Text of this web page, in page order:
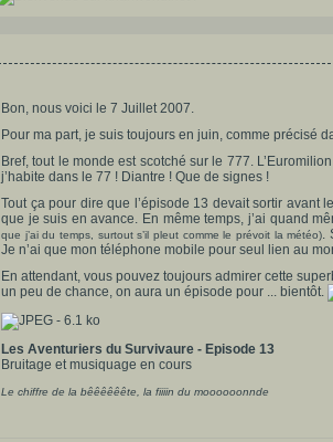
Bon, nous voici le 7 Juillet 2007.
Pour ma part, je suis toujours en juin, comme précisé
Bref, tout le monde est scotché sur le 777.
j’habite dans le 77 ! Diantre ! Que de signes !
Tout ça pour dire que l’épisode 13 devait sortir avant
que je suis en avance. En même temps, j’ai quand
que j’ai du temps, surtout s’il pleut comme le prévoit la météo).
Je n’ai que mon téléphone mobile pour seul lien au
En attendant, vous pouvez toujours admirer cette
un peu de chance, on aura un épisode pour ... bientôt.
Les Aventuriers du Survivaure - Episode 13
Bruitage et musiquage en cours
Le chiffre de la bêêêêêête, la fiiiin du moooooonnde